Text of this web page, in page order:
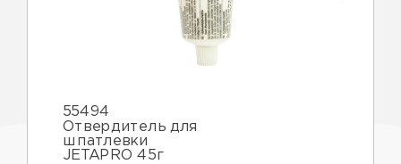
55494
Отвердитель для
шпатлевки
JETAPRO 45г